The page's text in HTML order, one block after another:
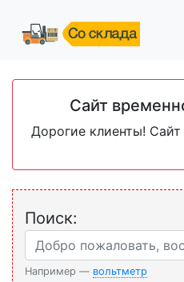
Сайт
Дорогие клиенты!
Поиск:
Например — вольтметр